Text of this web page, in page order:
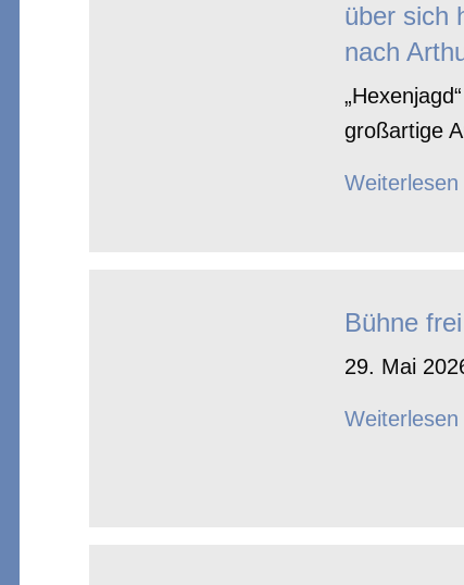
über sich
nach
großartige
Weiterlesen
Bühne frei
29. Mai
Weiterlesen